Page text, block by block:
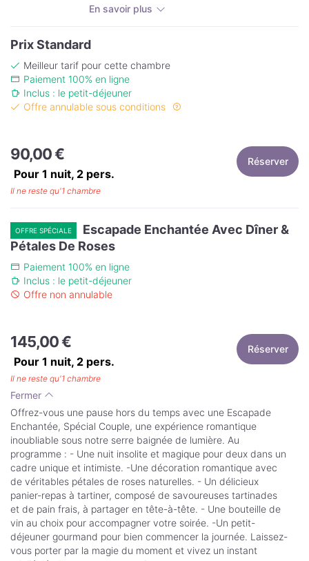
En savoir plus
Prix Standard
Meilleur tarif pour cette chambre
Paiement 100% en ligne
Inclus : le petit-déjeuner
Offre annulable sous conditions
90,00 €
Pour 1 nuit, 2 pers.
Réserver
Il ne reste qu'1 chambre
OFFRE SPÉCIALE
Escapade Enchantée Avec Dîner &
Pétales De Roses
Paiement 100% en ligne
Inclus : le petit-déjeuner
Offre non annulable
145,00 €
Pour 1 nuit, 2 pers.
Réserver
Il ne reste qu'1 chambre
Fermer
Offrez-vous une pause hors du temps avec une Escapade
Enchantée, Spécial Couple, une expérience romantique
inoubliable sous notre serre baignée de lumière. Au
programme : - Une nuit insolite et magique pour deux dans un
cadre unique et intimiste. -Une décoration romantique avec
de véritables pétales de roses naturelles. - Un délicieux
panier-repas à tartiner, composé de savoureuses tartinades
et de pain frais, à partager en tête-à-tête. - Une bouteille de
vin au choix pour accompagner votre soirée. -Un petit-
déjeuner gourmand pour bien commencer la journée. Laissez-
vous porter par la magie du moment et vivez un instant